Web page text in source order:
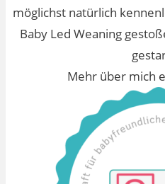
möglichst natürlich
Baby Led Weaning
Mehr über mich